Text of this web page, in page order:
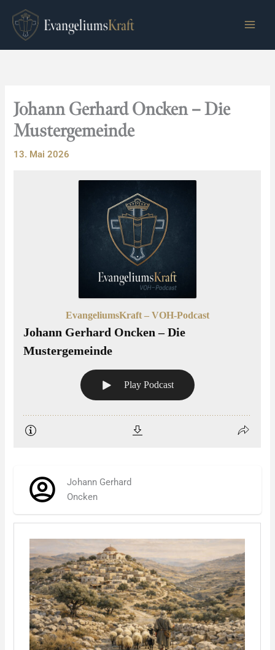
Inhalt
springen
Johann Gerhard Oncken – Die
Mustergemeinde
13. Mai 2026
Johann Gerhard
Oncken